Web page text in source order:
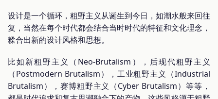
设计是一个循环，粗野主义从诞生到今日，如潮水般来回往
复，当然在每个时代都会结合当时时代的特征和文化理念，
糅合出新的设计风格和思想。
比如新粗野主义（Neo-Brutalism），后现代粗野主义
（Postmodern Brutalism），工业粗野主义（Industrial
Brutalism），赛博粗野主义（Cyber Brutalism）等等，